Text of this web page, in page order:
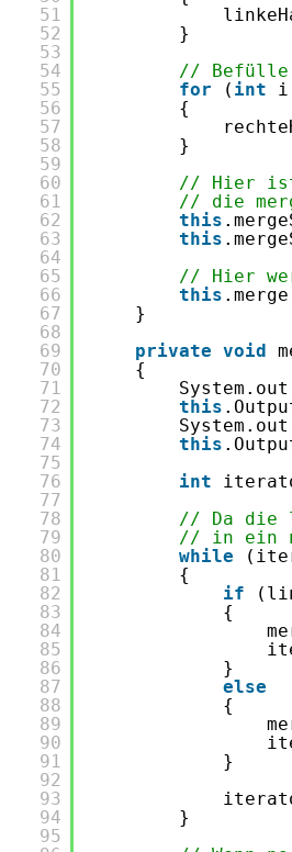
51
52
53
54
55
56
57
58
59
60
61
62
63
64
65
66
67
68
69
70
71
72
73
74
75
76
77
78
79
80
81
82
83
84
85
86
87
88
89
90
91
92
93
94
95
}
//
for
( int
i
{
}
// Hier ist
// die
this
this
// Hier
this
}
private void
{
this
this
int
// Da die
// in ein
while
{
if
{
}
else
{
}
}